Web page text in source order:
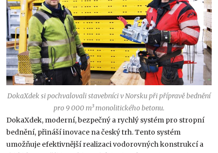
DokaXdek si pochvalovali stavebníci v Norsku při přípravě bednění
pro 9 000 m³ monolitického betonu.
DokaXdek, moderní, bezpečný a rychlý systém pro stropní
bednění, přináší inovace na český trh. Tento systém
umožňuje efektivnější realizaci vodorovných konstrukcí a